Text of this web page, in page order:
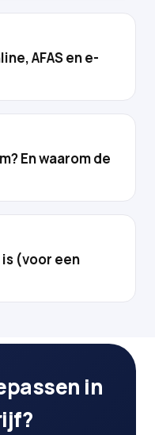
AFAS en e-
En waarom de
(voor een
in